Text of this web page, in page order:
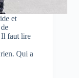
et
Il faut lire
Qui a